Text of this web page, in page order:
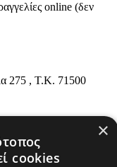
online (δεν
275 , T.K. 71500
×
cookies